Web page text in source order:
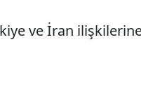
ve İran ilişkilerine